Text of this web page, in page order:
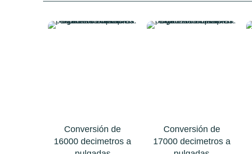
Conversión de
16000 decimetros a
Conversión de
17000 decimetros a